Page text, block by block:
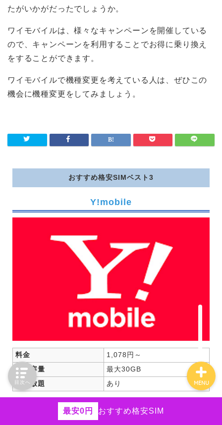
たがいかがだったでしょうか。
ワイモバイルは、様々なキャンペーンを開催している
ので、キャンペーンを利用することでお得に乗り換え
をすることができます。
ワイモバイルで機種変更を考えている人は、ぜひこの
機会に機種変更をしてみましょう。
おすすめ格安SIMベスト3
Y!mobile
料金
1,078円～
通信容量
最大30GB
かけ放題
あり
ソフトバンク回線なら！
最安0円 おすすめ格安SIM
MENU
IIJmio
LINEモバイル
OCNモバイルONE
iPhone
Android
ネットの役立つ情報
目次へ